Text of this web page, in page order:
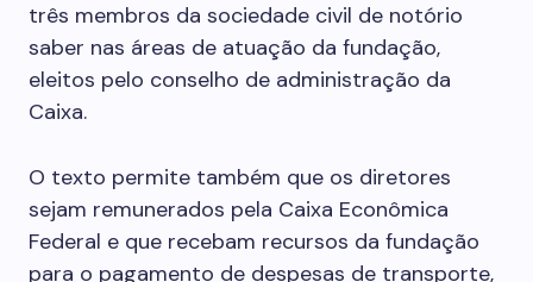
três membros da sociedade civil de notório
saber nas áreas de atuação da fundação,
eleitos pelo conselho de administração da
Caixa.
O texto permite também que os diretores
sejam remunerados pela Caixa Econômica
Federal e que recebam recursos da fundação
para o pagamento de despesas de transporte,